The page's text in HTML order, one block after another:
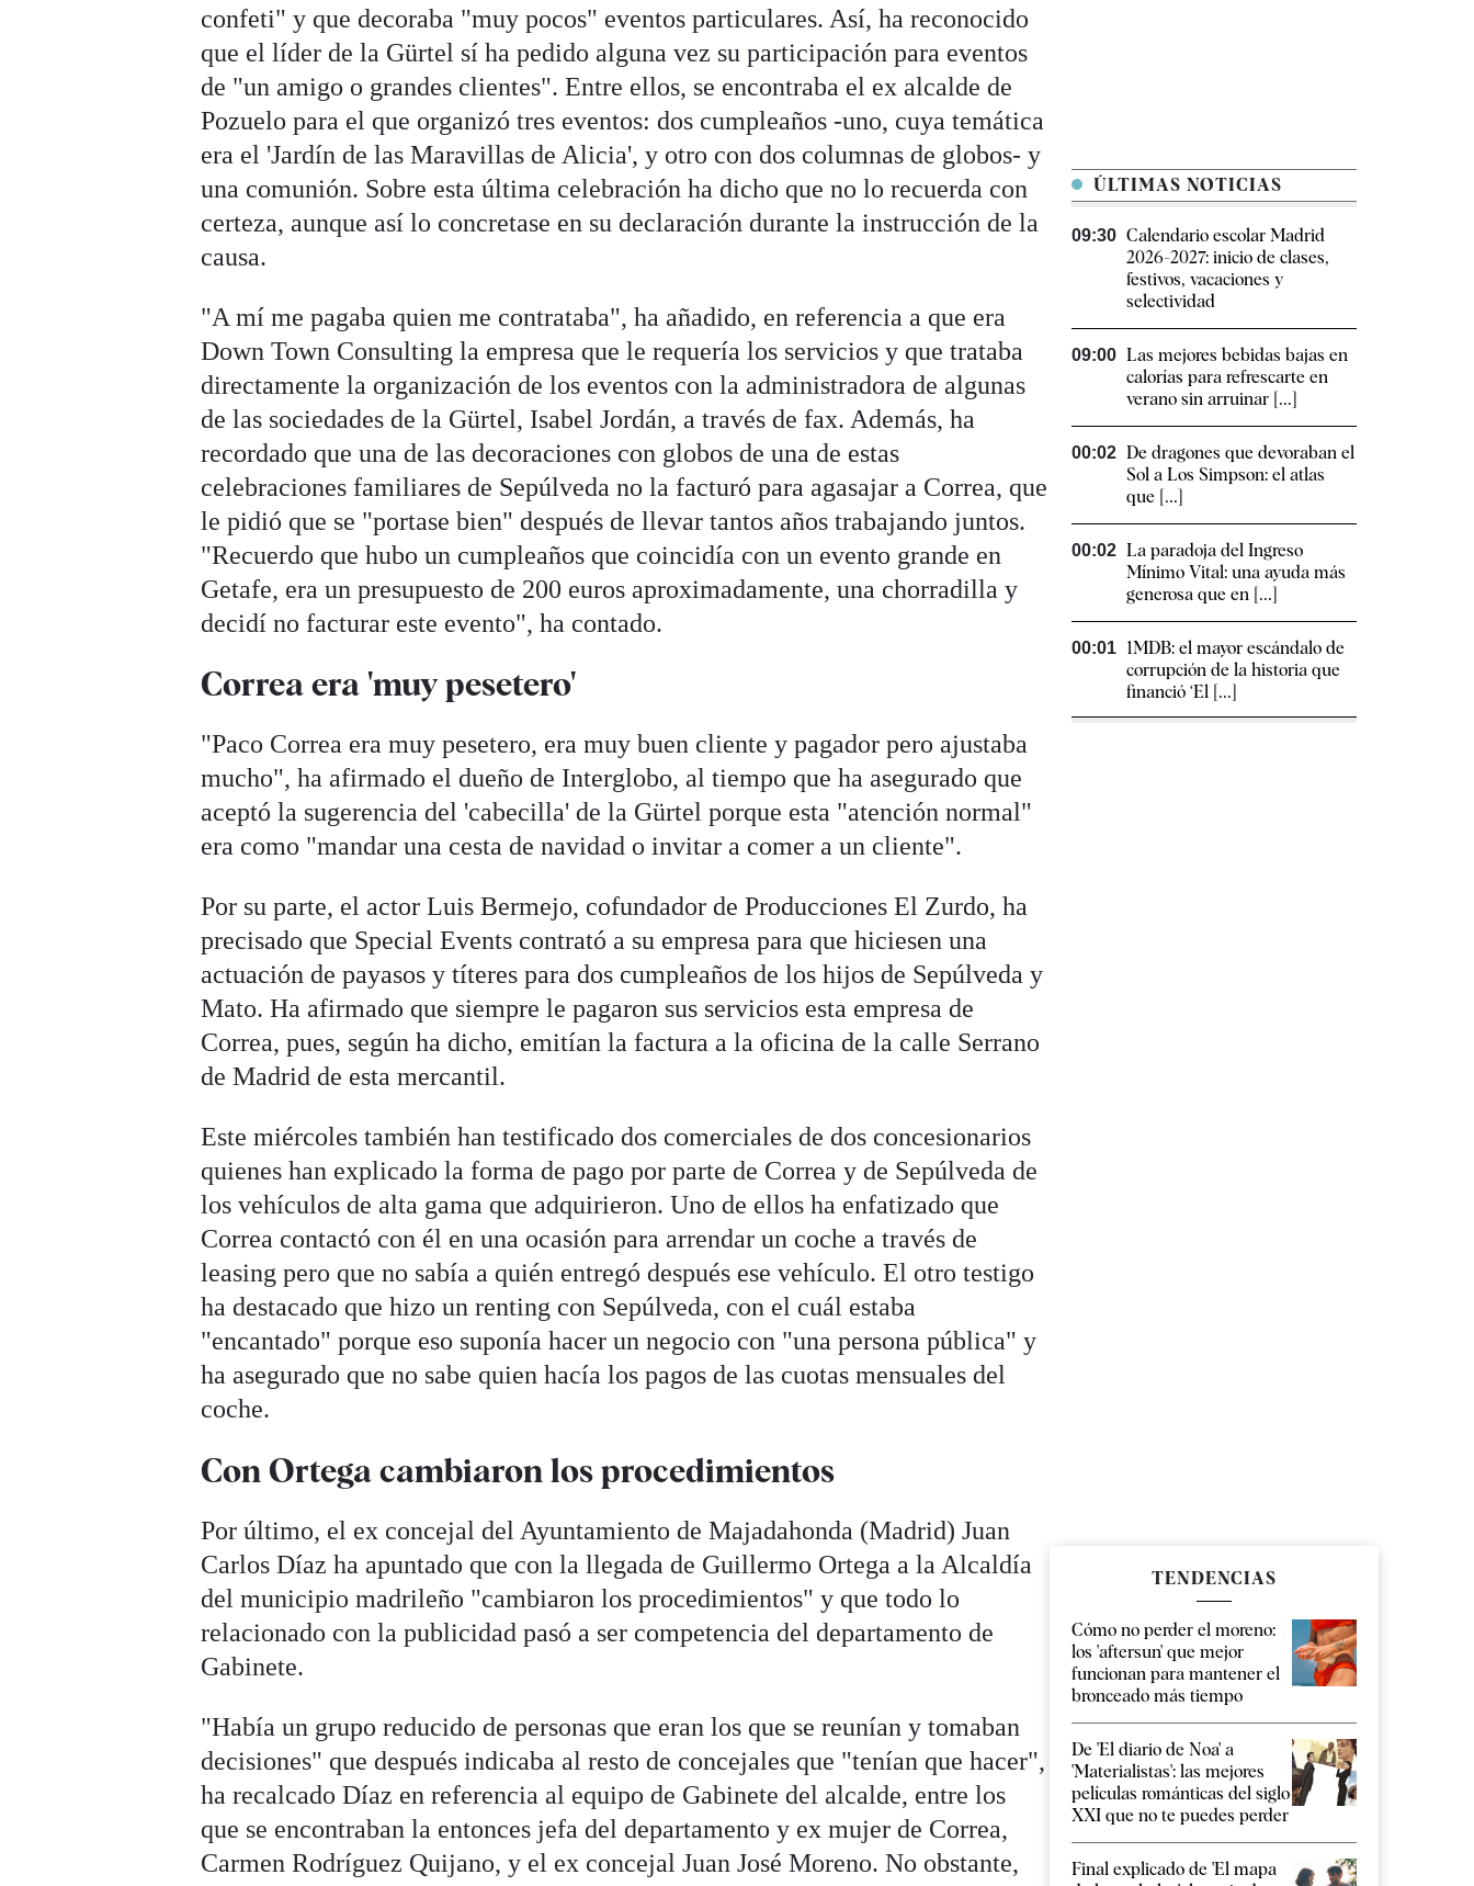
confeti" y que decoraba "muy pocos" eventos particulares. Así, ha reconocido
que el líder de la Gürtel sí ha pedido alguna vez su participación para eventos
de "un amigo o grandes clientes". Entre ellos, se encontraba el ex alcalde de
Pozuelo para el que organizó tres eventos: dos cumpleaños -uno, cuya temática
era el 'Jardín de las Maravillas de Alicia', y otro con dos columnas de globos- y
una comunión. Sobre esta última celebración ha dicho que no lo recuerda con
certeza, aunque así lo concretase en su declaración durante la instrucción de la
causa.
"A mí me pagaba quien me contrataba", ha añadido, en referencia a que era
Down Town Consulting la empresa que le requería los servicios y que trataba
directamente la organización de los eventos con la administradora de algunas
de las sociedades de la Gürtel, Isabel Jordán, a través de fax. Además, ha
recordado que una de las decoraciones con globos de una de estas
celebraciones familiares de Sepúlveda no la facturó para agasajar a Correa, que
le pidió que se "portase bien" después de llevar tantos años trabajando juntos.
"Recuerdo que hubo un cumpleaños que coincidía con un evento grande en
Getafe, era un presupuesto de 200 euros aproximadamente, una chorradilla y
decidí no facturar este evento", ha contado.
Correa era 'muy pesetero'
"Paco Correa era muy pesetero, era muy buen cliente y pagador pero ajustaba
mucho", ha afirmado el dueño de Interglobo, al tiempo que ha asegurado que
aceptó la sugerencia del 'cabecilla' de la Gürtel porque esta "atención normal"
era como "mandar una cesta de navidad o invitar a comer a un cliente".
Por su parte, el actor Luis Bermejo, cofundador de Producciones El Zurdo, ha
precisado que Special Events contrató a su empresa para que hiciesen una
actuación de payasos y títeres para dos cumpleaños de los hijos de Sepúlveda y
Mato. Ha afirmado que siempre le pagaron sus servicios esta empresa de
Correa, pues, según ha dicho, emitían la factura a la oficina de la calle Serrano
de Madrid de esta mercantil.
Este miércoles también han testificado dos comerciales de dos concesionarios
quienes han explicado la forma de pago por parte de Correa y de Sepúlveda de
los vehículos de alta gama que adquirieron. Uno de ellos ha enfatizado que
Correa contactó con él en una ocasión para arrendar un coche a través de
leasing pero que no sabía a quién entregó después ese vehículo. El otro testigo
ha destacado que hizo un renting con Sepúlveda, con el cuál estaba
"encantado" porque eso suponía hacer un negocio con "una persona pública" y
ha asegurado que no sabe quien hacía los pagos de las cuotas mensuales del
coche.
Con Ortega cambiaron los procedimientos
Por último, el ex concejal del Ayuntamiento de Majadahonda (Madrid) Juan
Carlos Díaz ha apuntado que con la llegada de Guillermo Ortega a la Alcaldía
del municipio madrileño "cambiaron los procedimientos" y que todo lo
relacionado con la publicidad pasó a ser competencia del departamento de
Gabinete.
"Había un grupo reducido de personas que eran los que se reunían y tomaban
decisiones" que después indicaba al resto de concejales que "tenían que hacer",
ha recalcado Díaz en referencia al equipo de Gabinete del alcalde, entre los
que se encontraban la entonces jefa del departamento y ex mujer de Correa,
Carmen Rodríguez Quijano, y el ex concejal Juan José Moreno. No obstante,
ÚLTIMAS NOTICIAS
09:30 Calendario escolar Madrid
2026-2027: inicio de clases,
festivos, vacaciones y
selectividad
09:00 Las mejores bebidas bajas en
calorías para refrescarte en
verano sin arruinar [...]
00:02 De dragones que devoraban el
Sol a Los Simpson: el atlas
que [...]
00:02 La paradoja del Ingreso
Mínimo Vital: una ayuda más
generosa que en [...]
00:01 1MDB: el mayor escándalo de
corrupción de la historia que
financió ‘El [...]
TENDENCIAS
Cómo no perder el moreno:
los 'aftersun' que mejor
funcionan para mantener el
bronceado más tiempo
De 'El diario de Noa' a
'Materialistas': las mejores
películas románticas del siglo
XXI que no te puedes perder
Final explicado de 'El mapa